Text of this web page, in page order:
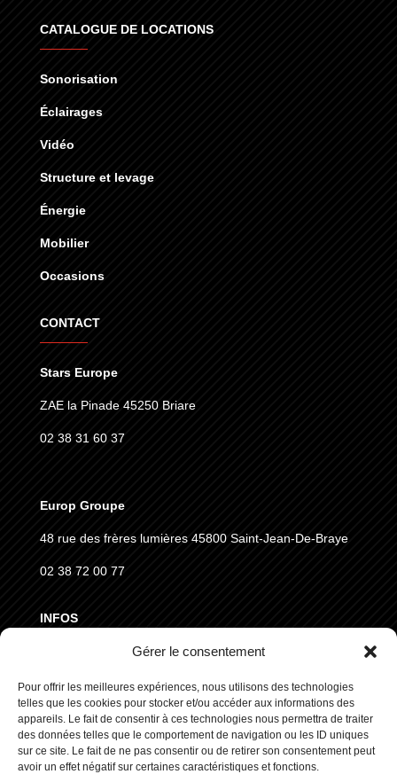
Gérer le consentement
Pour offrir les meilleures expériences, nous utilisons des technologies
telles que les cookies pour stocker et/ou accéder aux informations des
appareils. Le fait de consentir à ces technologies nous permettra de traiter
des données telles que le comportement de navigation ou les ID uniques
sur ce site. Le fait de ne pas consentir ou de retirer son consentement peut
avoir un effet négatif sur certaines caractéristiques et fonctions.
CATALOGUE DE LOCATIONS
Sonorisation
Éclairages
Vidéo
Structure et levage
Énergie
Mobilier
Occasions
CONTACT
Stars Europe
ZAE la Pinade 45250 Briare
02 38 31 60 37
Europ Groupe
48 rue des frères lumières 45800 Saint-Jean-De-Braye
02 38 72 00 77
INFOS
CGVD
RGPD
SUIVEZ NOUS